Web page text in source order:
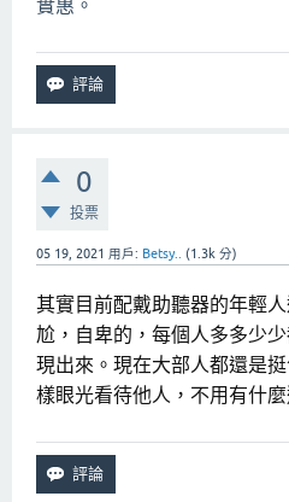
實惠。
0
投票
05 19, 2021 用戶: Betsy.. (1.3k 分)
其實目前配戴助聽器的年輕
尬，自卑的，每個人多多少
現出來。現在大部人都還是
樣眼光看待他人，不用有什